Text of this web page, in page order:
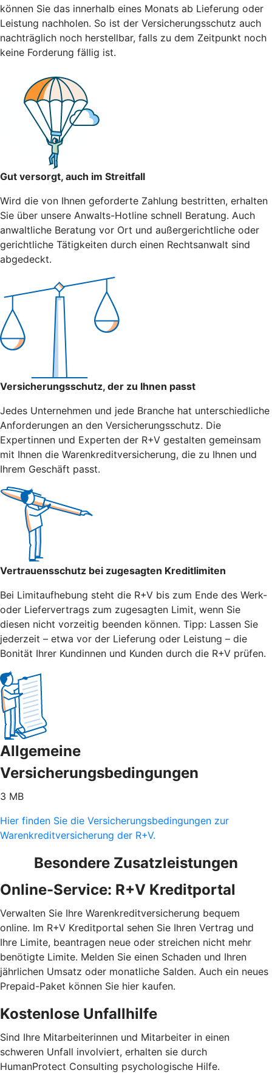
können Sie das innerhalb eines Monats ab Lieferung oder
Leistung nachholen. So ist der Versicherungsschutz auch
nachträglich noch herstellbar, falls zu dem Zeitpunkt noch
keine Forderung fällig ist.
Gut versorgt, auch im Streitfall
Wird die von Ihnen geforderte Zahlung bestritten, erhalten
Sie über unsere Anwalts-Hotline schnell Beratung. Auch
anwaltliche Beratung vor Ort und außergerichtliche oder
gerichtliche Tätigkeiten durch einen Rechtsanwalt sind
abgedeckt.
Versicherungsschutz, der zu Ihnen passt
Jedes Unternehmen und jede Branche hat unterschiedliche
Anforderungen an den Versicherungsschutz. Die
Expertinnen und Experten der R+V gestalten gemeinsam
mit Ihnen die Warenkreditversicherung, die zu Ihnen und
Ihrem Geschäft passt.
Vertrauensschutz bei zugesagten Kreditlimiten
Bei Limitaufhebung steht die R+V bis zum Ende des Werk-
oder Liefervertrags zum zugesagten Limit, wenn Sie
diesen nicht vorzeitig beenden können. Tipp: Lassen Sie
jederzeit – etwa vor der Lieferung oder Leistung – die
Bonität Ihrer Kundinnen und Kunden durch die R+V prüfen.
Allgemeine
Versicherungsbedingungen
3 MB
Hier finden Sie die Versicherungsbedingungen zur
Warenkreditversicherung der R+V.
Besondere Zusatzleistungen
Online-Service: R+V Kreditportal
Verwalten Sie Ihre Warenkreditversicherung bequem
online. Im R+V Kreditportal sehen Sie Ihren Vertrag und
Ihre Limite, beantragen neue oder streichen nicht mehr
benötigte Limite. Melden Sie einen Schaden und Ihren
jährlichen Umsatz oder monatliche Salden. Auch ein neues
Prepaid-Paket können Sie hier kaufen.
Kostenlose Unfallhilfe
Sind Ihre Mitarbeiterinnen und Mitarbeiter in einen
schweren Unfall involviert, erhalten sie durch
HumanProtect Consulting psychologische Hilfe.